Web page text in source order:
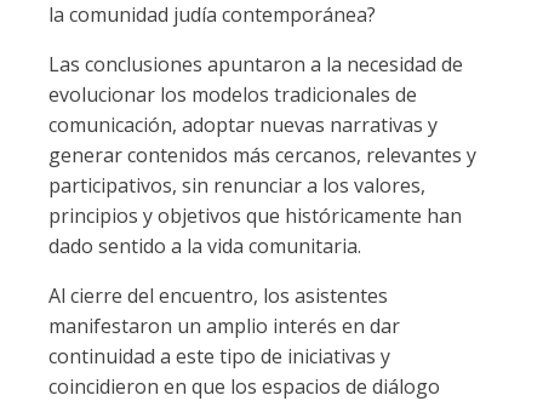
la comunidad judía contemporánea?
Las conclusiones apuntaron a la necesidad de
evolucionar los modelos tradicionales de
comunicación, adoptar nuevas narrativas y
generar contenidos más cercanos, relevantes y
participativos, sin renunciar a los valores,
principios y objetivos que históricamente han
dado sentido a la vida comunitaria.
Al cierre del encuentro, los asistentes
manifestaron un amplio interés en dar
continuidad a este tipo de iniciativas y
coincidieron en que los espacios de diálogo